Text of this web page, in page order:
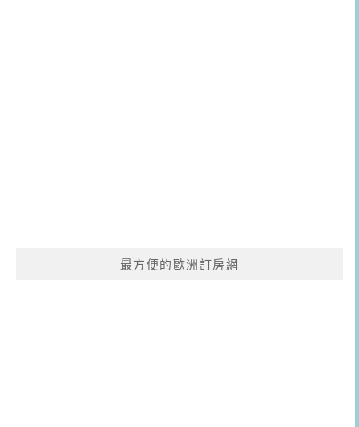
最方便的歐洲訂房網